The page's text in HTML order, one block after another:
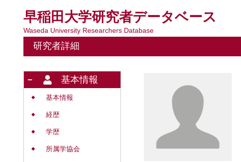
早稲田大学研究者データベース
Waseda University Researchers Database
研究者詳細
基本情報
◆ 基本情報
◆ 経歴
◆ 学歴
◆ 所属学協会